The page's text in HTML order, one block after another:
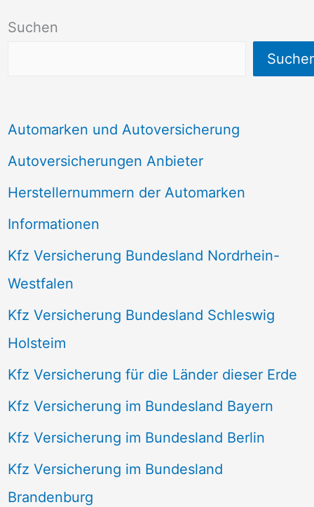
Suchen
Automarken und Autoversicherung
Autoversicherungen Anbieter
Herstellernummern der Automarken
Informationen
Kfz Versicherung Bundesland Nordrhein-
Westfalen
Kfz Versicherung Bundesland Schleswig
Holsteim
Kfz Versicherung für die Länder dieser Erde
Kfz Versicherung im Bundesland Bayern
Kfz Versicherung im Bundesland Berlin
Kfz Versicherung im Bundesland
Brandenburg